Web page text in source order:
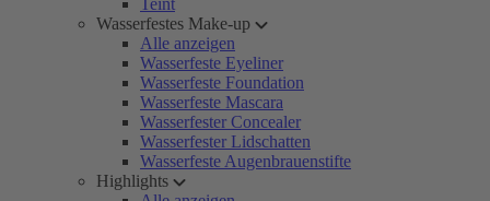
Teint
Wasserfestes Make-up
Alle anzeigen
Wasserfeste Eyeliner
Wasserfeste Foundation
Wasserfeste Mascara
Wasserfester Concealer
Wasserfester Lidschatten
Wasserfeste Augenbrauenstifte
Highlights